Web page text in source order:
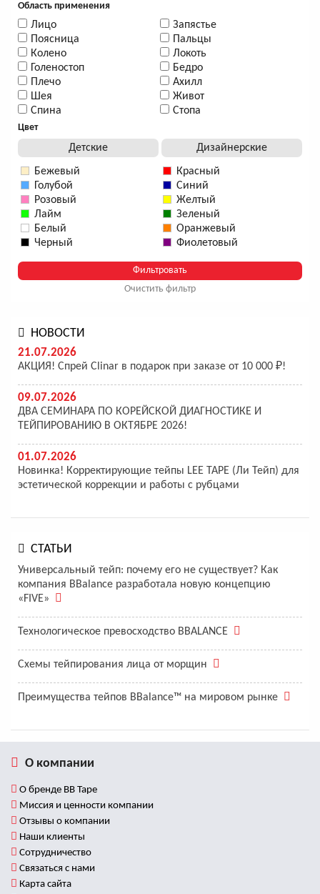
Область применения
Лицо
Поясница
Колено
Голеностоп
Плечо
Шея
Спина
Запястье
Пальцы
Локоть
Бедро
Ахилл
Живот
Стопа
Цвет
Детские Дизайнерские
Бежевый
Голубой
Розовый
Лайм
Белый
Черный
Красный
Синий
Желтый
Зеленый
Оранжевый
Фиолетовый
Очистить фильтр
НОВОСТИ
21.07.2026
АКЦИЯ! Спрей Clinar в подарок при заказе от 10 000 ₽!
09.07.2026
ДВА СЕМИНАРА ПО КОРЕЙСКОЙ ДИАГНОСТИКЕ И
ТЕЙПИРОВАНИЮ В ОКТЯБРЕ 2026!
01.07.2026
Новинка! Корректирующие тейпы LEE TAPE (Ли Тейп) для
эстетической коррекции и работы с рубцами
СТАТЬИ
Универсальный тейп: почему его не существует? Как
компания BBalance разработала новую концепцию
«FIVE»
Технологическое превосходство BBALANCE
Схемы тейпирования лица от морщин
Преимущества тейпов BBalance™ на мировом рынке
О компании
О бренде BB Tape
Миссия и ценности компании
Отзывы о компании
Наши клиенты
Сотрудничество
Связаться с нами
Карта сайта